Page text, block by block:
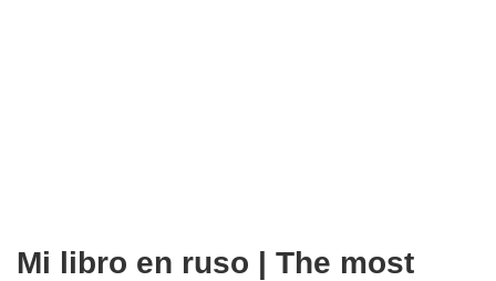
Mi libro en ruso | The most